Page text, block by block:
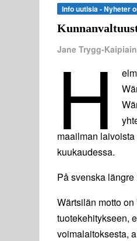
Info uutisia - Nyheter
Jane Trygg-
H
maailman
kuukaudessa.
På svenska längre
Wärtsilän motto
tuotekehitykseen,
voimalaitoksesta,